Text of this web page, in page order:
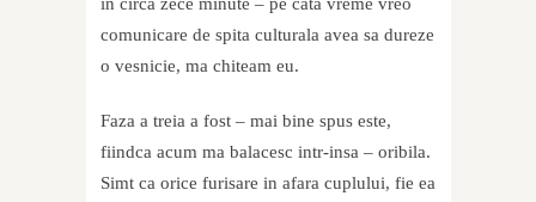
comunicare de spita culturala avea sa dureze
o vesnicie, ma chiteam eu.
Faza a treia a fost – mai bine spus este,
fiindca acum ma balacesc intr-insa – oribila.
Simt ca orice furisare in afara cuplului, fie ea